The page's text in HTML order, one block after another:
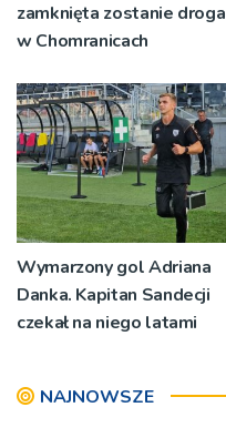
zamknięta zostanie droga
w Chomranicach
Wymarzony gol Adriana
Danka. Kapitan Sandecji
czekał na niego latami
NAJNOWSZE